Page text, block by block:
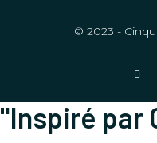
© 2023 -
"Inspiré par